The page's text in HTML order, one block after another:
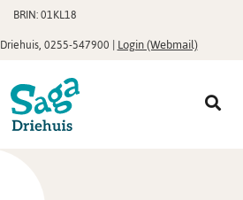
BRIN: 01KL18
,0255-547900 |Login (Webmail)